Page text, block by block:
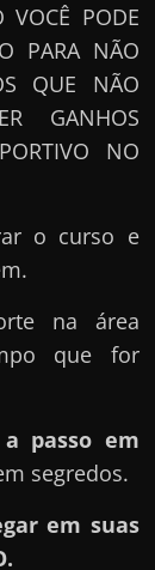
PODE
PARA NÃO
QUE NÃO
GANHOS
NO
o curso e
na área
que for
a passo em
segredos.
em suas